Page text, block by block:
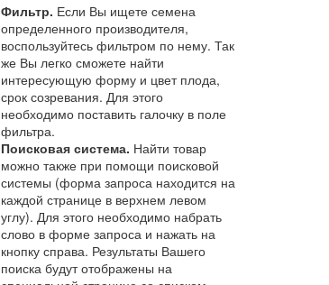
Фильтр. Если Вы ищете семена
определенного производителя,
воспользуйтесь фильтром по нему. Так
же Вы легко сможете найти
интересующую форму и цвет плода,
срок созревания. Для этого
необходимо поставить галочку в поле
фильтра.
Поисковая система. Найти товар
можно также при помощи поисковой
системы (форма запроса находится на
каждой странице в верхнем левом
углу). Для этого необходимо набрать
слово в форме запроса и нажать на
кнопку справа. Результаты Вашего
поиска будут отображены на